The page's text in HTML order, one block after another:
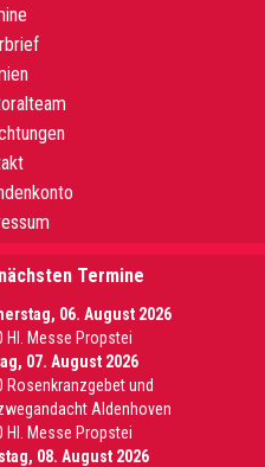
Termine
06. August 2026
Hl. Messe Propstei
07. August 2026
Rosenkranzgebet und
Aldenhoven
Hl. Messe Propstei
08. August 2026